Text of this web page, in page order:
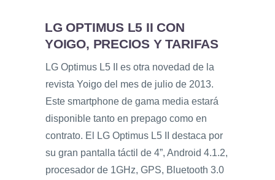
LG OPTIMUS L5 II CON
YOIGO, PRECIOS Y TARIFAS
LG Optimus L5 II es otra novedad de la
revista Yoigo del mes de julio de 2013.
Este smartphone de gama media estará
disponible tanto en prepago como en
contrato. El LG Optimus L5 II destaca por
su gran pantalla táctil de 4”, Android 4.1.2,
procesador de 1GHz, GPS, Bluetooth 3.0